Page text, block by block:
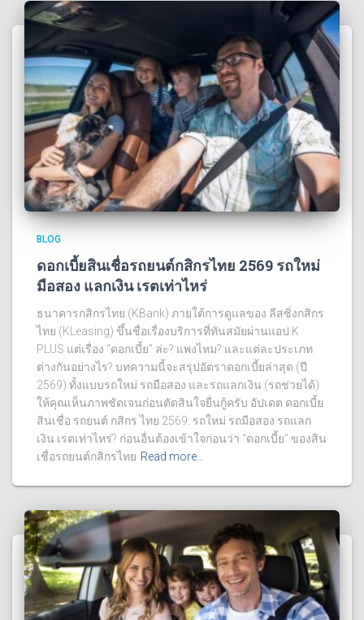
BLOG
ดอกเบี้ยสินเชื่อรถยนต์กสิกรไทย 2569 รถใหม่
มือสอง แลกเงิน เรตเท่าไหร่
ธนาคารกสิกรไทย (KBank) ภายใต้การดูแลของ ลีสซิ่งกสิกร
ไทย (KLeasing) ขึ้นชื่อเรื่องบริการที่ทันสมัยผ่านแอป K
PLUS แต่เรื่อง “ดอกเบี้ย” ล่ะ? แพงไหม? และแต่ละประเภท
ต่างกันอย่างไร? บทความนี้จะสรุปอัตราดอกเบี้ยล่าสุด (ปี
2569) ทั้งแบบรถใหม่ รถมือสอง และรถแลกเงิน (รถช่วยได้)
ให้คุณเห็นภาพชัดเจนก่อนตัดสินใจยื่นกู้ครับ อัปเดต ดอกเบี้ย
สินเชื่อ รถยนต์ กสิกร ไทย 2569: รถใหม่ รถมือสอง รถแลก
เงิน เรตเท่าไหร่? ก่อนอื่นต้องเข้าใจก่อนว่า “ดอกเบี้ย” ของสิน
เชื่อรถยนต์กสิกรไทย Read more…